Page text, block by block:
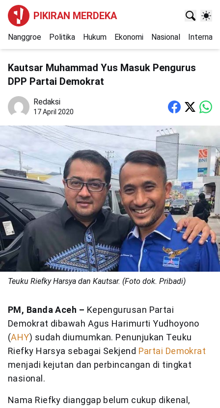
PIKIRAN MERDEKA
Nanggroe Politika Hukum Ekonomi Nasional
Kautsar Muhammad Yus Masuk Pengurus
DPP Partai Demokrat
Redaksi
17 April 2020
Teuku Riefky Harsya dan Kautsar. (Foto dok. Pribadi)
PM, Banda Aceh – Kepengurusan Partai
Demokrat dibawah Agus Harimurti Yudhoyono
(AHY) sudah diumumkan. Penunjukan Teuku
Riefky Harsya sebagai Sekjend Partai Demokrat
menjadi kejutan dan perbincangan di tingkat
nasional.
Nama Riefky dianggap belum cukup dikenal,